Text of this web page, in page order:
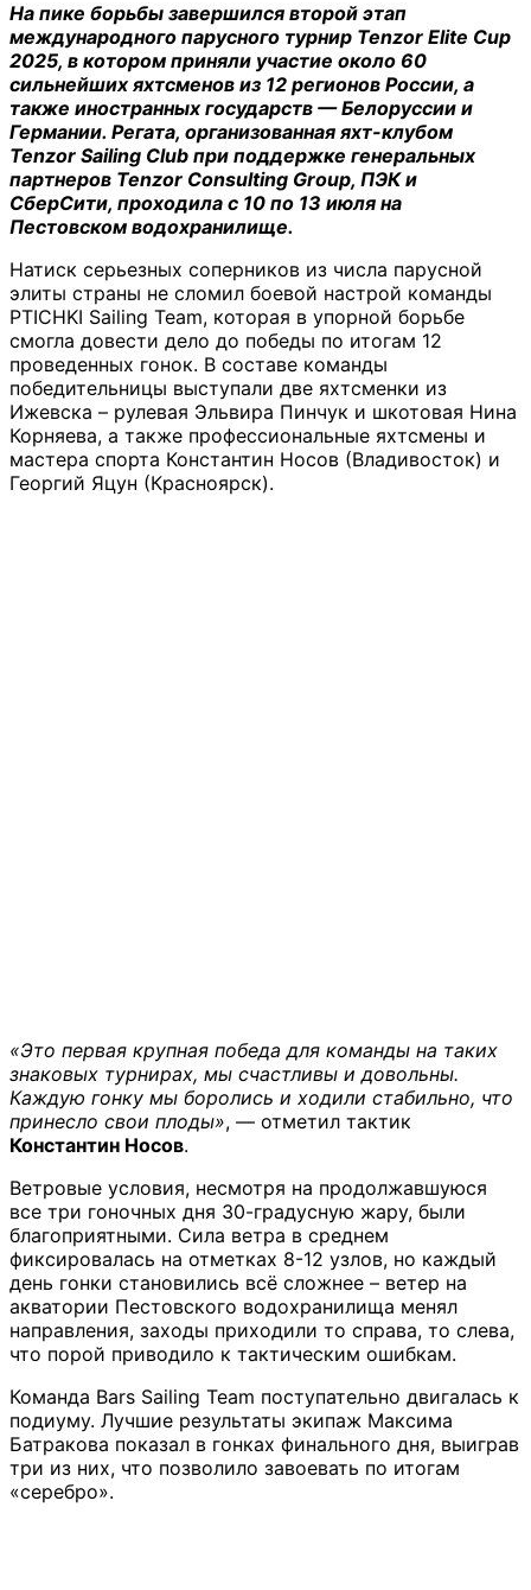
На пике борьбы завершился второй этап
международного парусного турнир Tenzor Elite Cup
2025, в котором приняли участие около 60
сильнейших яхтсменов из 12 регионов России, а
также иностранных государств — Белоруссии и
Германии. Регата, организованная яхт-клубом
Tenzor Sailing Club при поддержке генеральных
партнеров Tenzor Consulting Group, ПЭК и
СберСити, проходила с 10 по 13 июля на
Пестовском водохранилище.
Натиск серьезных соперников из числа парусной
элиты страны не сломил боевой настрой команды
PTICHKI Sailing Team, которая в упорной борьбе
смогла довести дело до победы по итогам 12
проведенных гонок. В составе команды
победительницы выступали две яхтсменки из
Ижевска – рулевая Эльвира Пинчук и шкотовая Нина
Корняева, а также профессиональные яхтсмены и
мастера спорта Константин Носов (Владивосток) и
Георгий Яцун (Красноярск).
«Это первая крупная победа для команды на таких
знаковых турнирах, мы счастливы и довольны.
Каждую гонку мы боролись и ходили стабильно, что
принесло свои плоды», — отметил тактик
Константин Носов.
Ветровые условия, несмотря на продолжавшуюся
все три гоночных дня 30-градусную жару, были
благоприятными. Сила ветра в среднем
фиксировалась на отметках 8-12 узлов, но каждый
день гонки становились всё сложнее – ветер на
акватории Пестовского водохранилища менял
направления, заходы приходили то справа, то слева,
что порой приводило к тактическим ошибкам.
Команда Bars Sailing Team поступательно двигалась к
подиуму. Лучшие результаты экипаж Максима
Батракова показал в гонках финального дня, выиграв
три из них, что позволило завоевать по итогам
«серебро».